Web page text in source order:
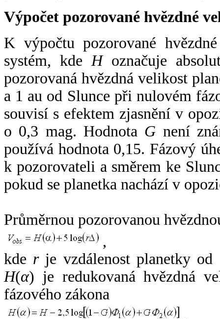
Výpočet pozorované hvězdné
K výpočtu pozorované
systém, kde Hoznačuje
pozorovaná hvězdná velikost
a 1 au od Slunce při nulovém
souvisí s efektem zjasnění v
o 0,3 mag. Hodnota G není
používá hodnota 0,15. Fázový
k pozorovateli a směrem ke
pokud se planetka nachází v
Průměrnou pozorovanou
,
kde rje vzdálenost planetky od
H(α) je redukovaná hvězdná
fázového zákona